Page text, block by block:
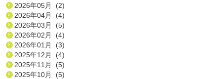
2026年05月 (2)
2026年04月 (4)
2026年03月 (5)
2026年02月 (4)
2026年01月 (3)
2025年12月 (4)
2025年11月 (5)
2025年10月 (5)